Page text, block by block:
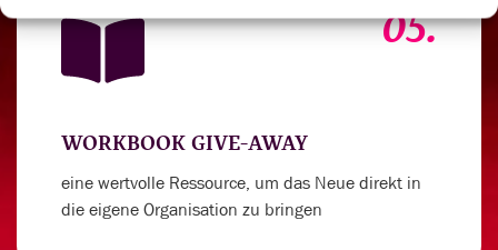
05.
WORKBOOK GIVE-AWAY
eine wertvolle Ressource, um das Neue direkt in
die eigene Organisation zu bringen